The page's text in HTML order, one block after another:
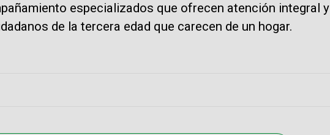
especializados que ofrecen atención integral y
de la tercera edad que carecen de un hogar.